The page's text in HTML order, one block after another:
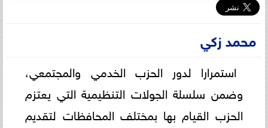
محمد زكي
استمرارا لدور الحزب الخدمي والمجتمعي،
وضمن سلسلة الجولات التنظيمية التي يعتزم
الحزب القيام بها بمختلف المحافظات لتقديم